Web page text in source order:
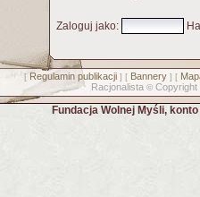
Zaloguj jako:
[ Regulamin publikacji] [ Bannery] [
Racjonalista © Copyright
Fundacja Wolnej Myśli,